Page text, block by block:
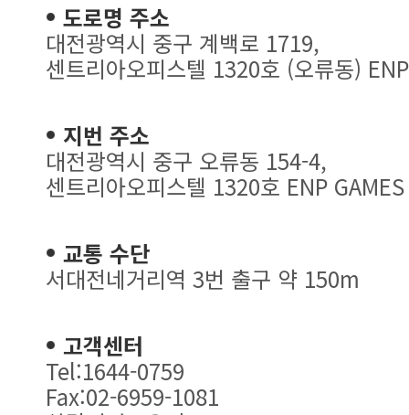
도로명 주소
대전광역시 중구 계백로 1719,
센트리아오피스텔 1320호 (오류동)
지번 주소
대전광역시 중구 오류동 154-4,
센트리아오피스텔 1320호 ENP GAMES
교통 수단
서대전네거리역 3번 출구 약 150m
고객센터
Tel:1644-0759
Fax:02-6959-1081